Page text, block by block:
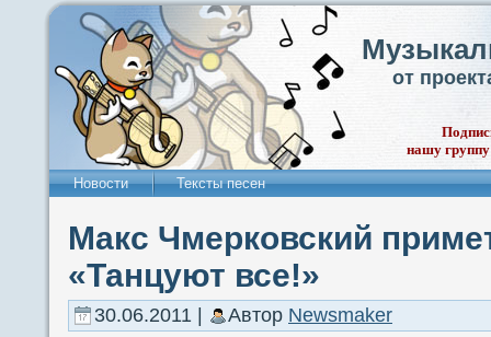
от
нашу
Новости Тексты песен
Макс Чмерковский
«Танцуют все!»
30.06.2011 | Автор Newsmaker